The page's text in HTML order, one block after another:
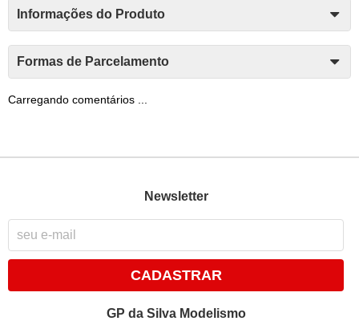
Informações do Produto
Formas de Parcelamento
Carregando comentários ...
Newsletter
CADASTRAR
GP da Silva Modelismo